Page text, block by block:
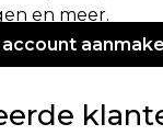
en meer.
account